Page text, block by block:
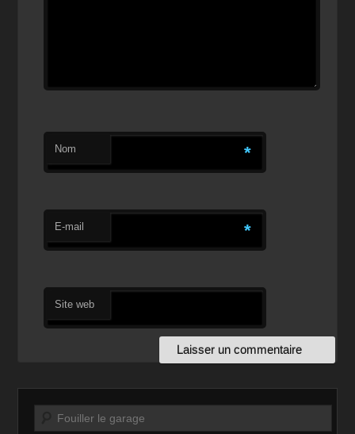
Nom *
E-mail *
Site web
Recherche